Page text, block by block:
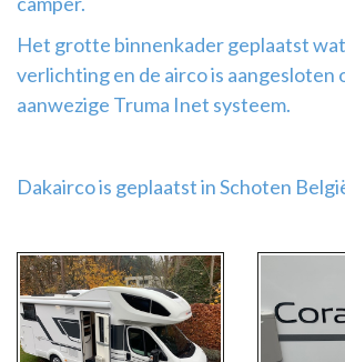
Het grotte binnenkader geplaatst
verlichting en de airco is aangesloten
aanwezige Truma Inet systeem.
Dakairco is geplaatst in Schoten